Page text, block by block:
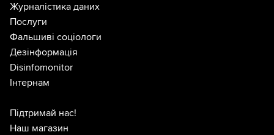
Журналістика даних
Послуги
Фальшиві соціологи
Дезінформація
Disinfomonitor
Інтернам
Підтримай нас!
Наш магазин